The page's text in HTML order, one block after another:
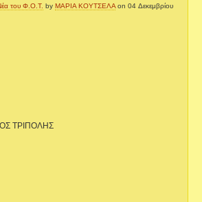
του Φ.Ο.Τ. byΜΑΡΙΑ ΚΟΥΤΣΕΛΑ on 04 Δεκεμβρίου
ΤΡΙΠΟΛΗΣ